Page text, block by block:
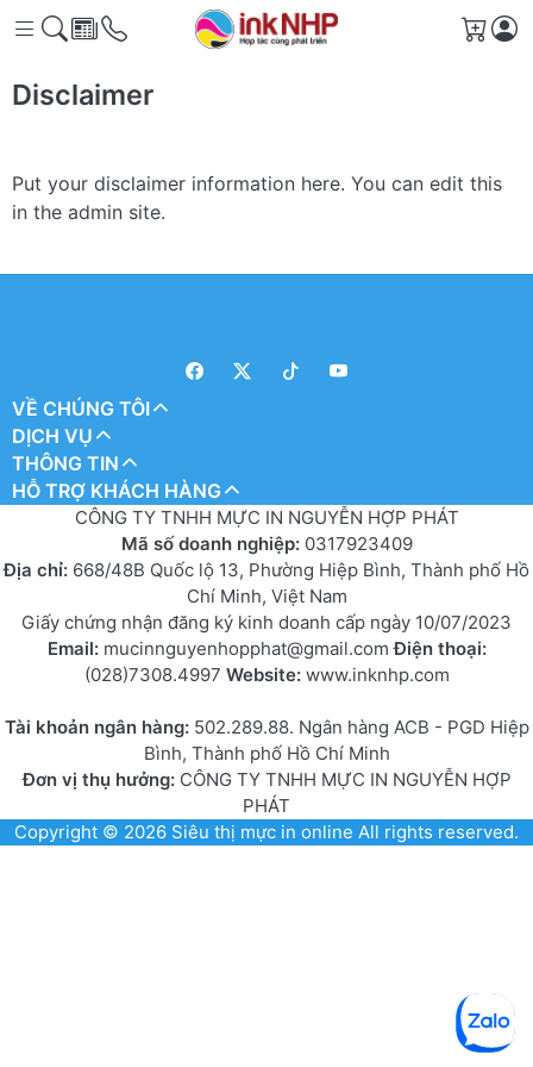
Giỏ
Disclaimer
Put your disclaimer information here. You can edit this
in the admin site.
VỀ CHÚNG TÔI
DỊCH VỤ
THÔNG TIN
HỖ TRỢ KHÁCH HÀNG
CÔNG TY TNHH MỰC IN NGUYỄN HỢP PHÁT
Mã số doanh nghiệp: 0317923409
Địa chỉ: 668/48B Quốc lộ 13, Phường Hiệp Bình, Thành phố Hồ
Chí Minh, Việt Nam
Giấy chứng nhận đăng ký kinh doanh cấp ngày 10/07/2023
Email: mucinnguyenhopphat@gmail.comĐiện thoại:
(028)7308.4997 Website: www.inknhp.com
Tài khoản ngân hàng: 502.289.88. Ngân hàng ACB - PGD Hiệp
Bình, Thành phố Hồ Chí Minh
Đơn vị thụ hưởng:CÔNG TY TNHH MỰC IN NGUYỄN HỢP
PHÁT
Copyright © 2026 Siêu thị mực in online All rights reserved.